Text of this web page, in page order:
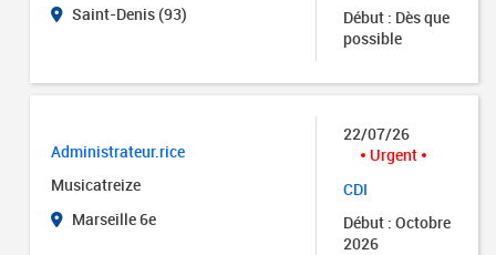
Saint-Denis (93)
Début : Dès que
possible
Administrateur.rice
Musicatreize
Marseille 6e
22/07/26
Urgent
CDI
Début : Octobre
2026